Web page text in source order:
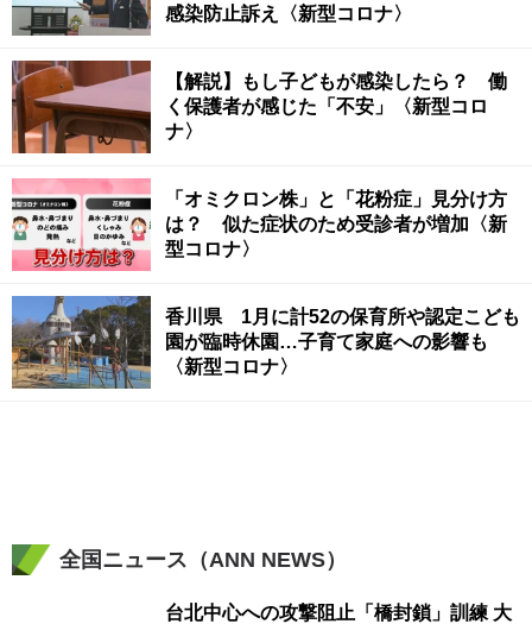
感染防止訴え〈新型コロナ〉
【解説】もし子どもが感染したら？ 働
く保護者が感じた「不安」〈新型コロ
ナ〉
「オミクロン株」と「花粉症」見分け方
は？ 似た症状のため受診者が増加〈新
型コロナ〉
香川県 1月に計52の保育所や認定こども
園が臨時休園…子育て家庭への影響も
〈新型コロナ〉
全国ニュース（ANN NEWS）
台北中心への攻撃阻止「橋封鎖」訓練 大